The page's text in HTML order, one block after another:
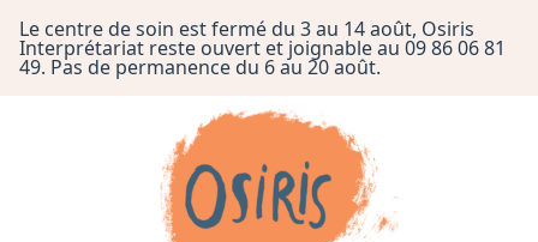
Le centre de soin est fermé du 3 au 14 août, Osiris
Interprétariat reste ouvert et joignable au 09 86 06 81
49. Pas de permanence du 6 au 20 août.